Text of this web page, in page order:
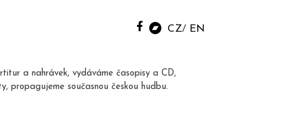
CZ EN
a nahrávek, vydáváme časopisy a CD,
propagujeme současnou českou hudbu.